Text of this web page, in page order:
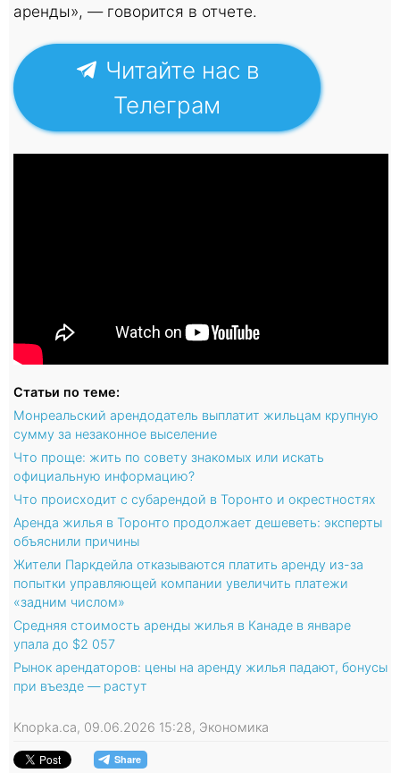
аренды», — говорится в отчете.
Читайте нас в
Телеграм
Статьи по теме:
Монреальский арендодатель выплатит жильцам крупную
сумму за незаконное выселение
Что проще: жить по совету знакомых или искать
официальную информацию?
Что происходит с субарендой в Торонто и окрестностях
Аренда жилья в Торонто продолжает дешеветь: эксперты
объяснили причины
Жители Паркдейла отказываются платить аренду из-за
попытки управляющей компании увеличить платежи
«задним числом»
Средняя стоимость аренды жилья в Канаде в январе
упала до $2 057
Рынок арендаторов: цены на аренду жилья падают, бонусы
при въезде — растут
Knopka.ca, 09.06.2026 15:28, Экономика